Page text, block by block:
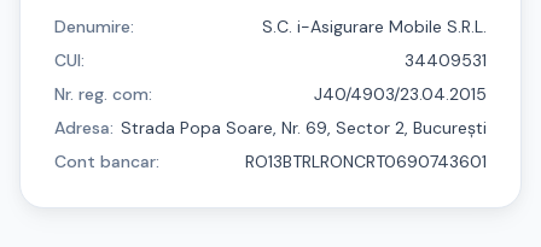
Denumire:
S.C. i-Asigurare Mobile S.R.L.
CUI:
34409531
Nr. reg. com:
J40/4903/23.04.2015
Adresa: Strada Popa Soare, Nr. 69, Sector 2, București
Cont bancar:
RO13BTRLRONCRT0690743601